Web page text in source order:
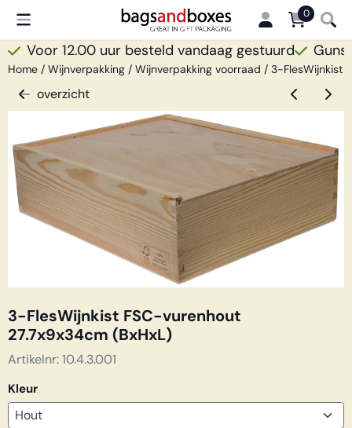
Cookievoorkeuren zijn beschikbaar. Kies instellingen of sta
0
Voor 12.00 uur besteld vandaag gestuurd
Home / Wijnverpakking / Wijnverpakking voorraad / 3-FlesWijnkist
overzicht
3-FlesWijnkist FSC-vurenhout
27.7x9x34cm (BxHxL)
Artikelnr:10.4.3.001
Kleur